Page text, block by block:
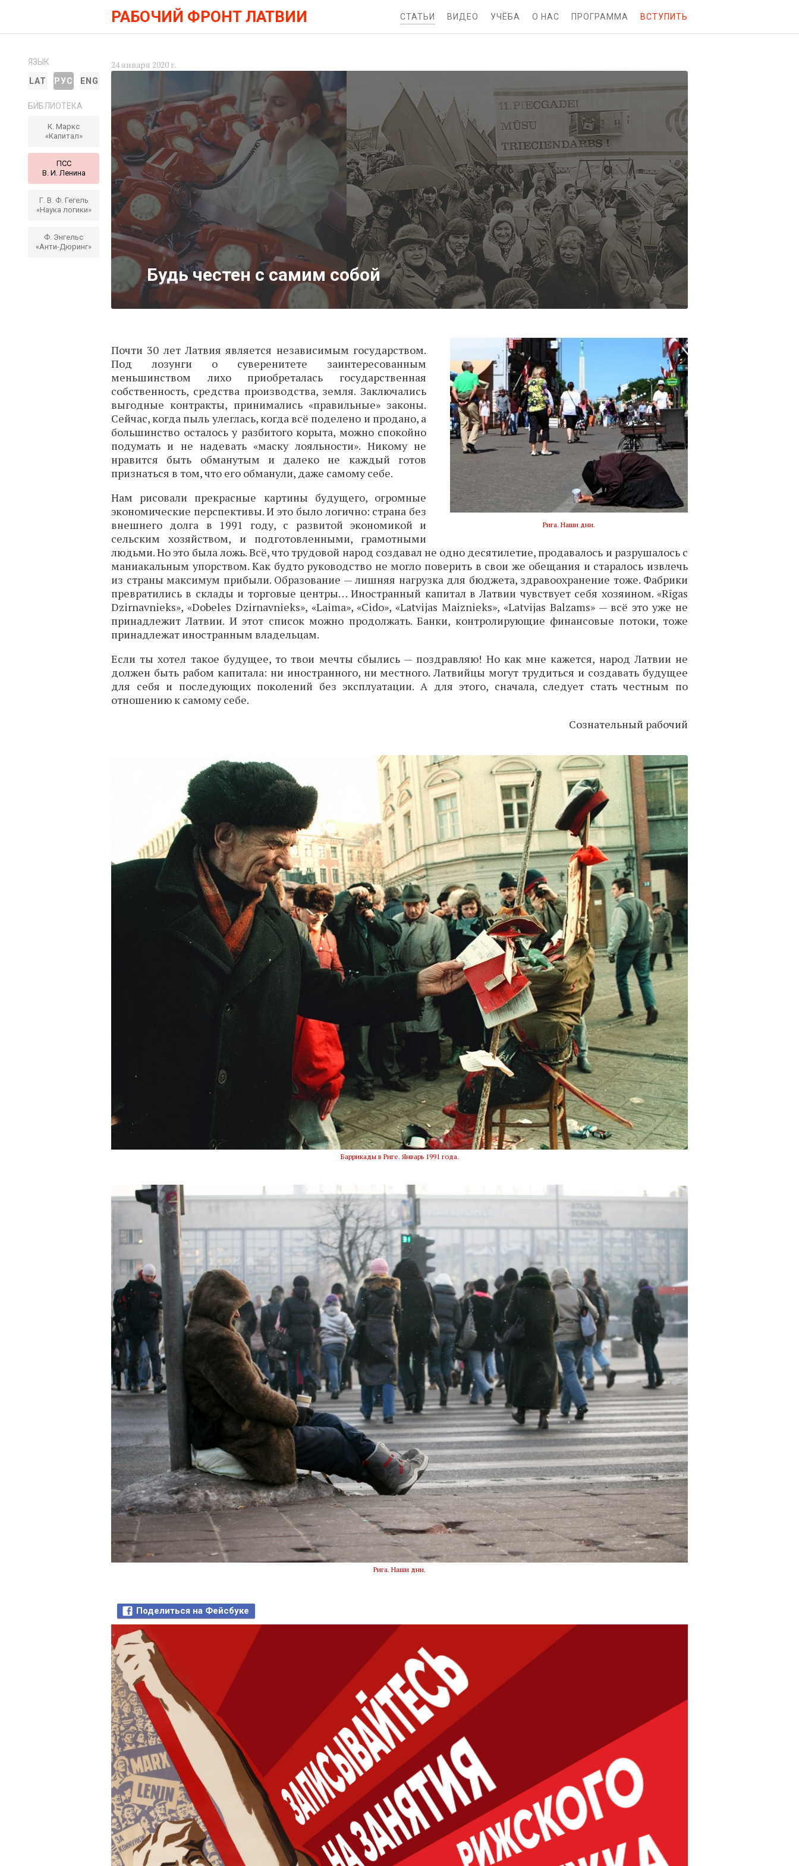
РАБОЧИЙ ФРОНТ ЛАТВИИ СТАТЬИ ВИДЕО УЧЁБА О НАС ПРОГРАММА ВСТУПИТЬ
ЯЗЫК
LAT
РУС ENG
БИБЛИОТЕКА
К. Маркс
«Капитал»
ПСС
В. И. Ленина
Г. В. Ф. Гегель
«Наука логики»
Ф. Энгельс
«Анти-Дюринг»
24 января 2020 г.
Будь честен с самим собой
Рига. Наши дни.
Почти 30 лет Латвия является независимым государством.
Под лозунги о суверенитете заинтересованным
меньшинством лихо приобреталась государственная
собственность, средства производства, земля. Заключались
выгодные контракты, принимались «правильные» законы.
Сейчас, когда пыль улеглась, когда всё поделено и продано, а
большинство осталось у разбитого корыта, можно спокойно
подумать и не надевать «маску лояльности». Никому не
нравится быть обманутым и далеко не каждый готов
признаться в том, что его обманули, даже самому себе.
Нам рисовали прекрасные картины будущего, огромные
экономические перспективы. И это было логично: страна без
внешнего долга в 1991 году, с развитой экономикой и
сельским хозяйством, и подготовленными, грамотными
людьми. Но это была ложь. Всё, что трудовой народ создавал не одно десятилетие, продавалось и разрушалось с
маниакальным упорством. Как будто руководство не могло поверить в свои же обещания и старалось извлечь
из страны максимум прибыли. Образование — лишняя нагрузка для бюджета, здравоохранение тоже. Фабрики
превратились в склады и торговые центры… Иностранный капитал в Латвии чувствует себя хозяином. «Rīgas
Dzirnavnieks», «Dobeles Dzirnavnieks», «Laima», «Cido», «Latvijas Maiznieks», «Latvijas Balzams» — всё это уже не
принадлежит Латвии. И этот список можно продолжать. Банки, контролирующие финансовые потоки, тоже
принадлежат иностранным владельцам.
Если ты хотел такое будущее, то твои мечты сбылись — поздравляю! Но как мне кажется, народ Латвии не
должен быть рабом капитала: ни иностранного, ни местного. Латвийцы могут трудиться и создавать будущее
для себя и последующих поколений без эксплуатации. А для этого, сначала, следует стать честным по
отношению к самому себе.
Сознательный рабочий
Баррикады в Риге. Январь 1991 года.
Рига. Наши дни.
Поделиться на Фейсбуке